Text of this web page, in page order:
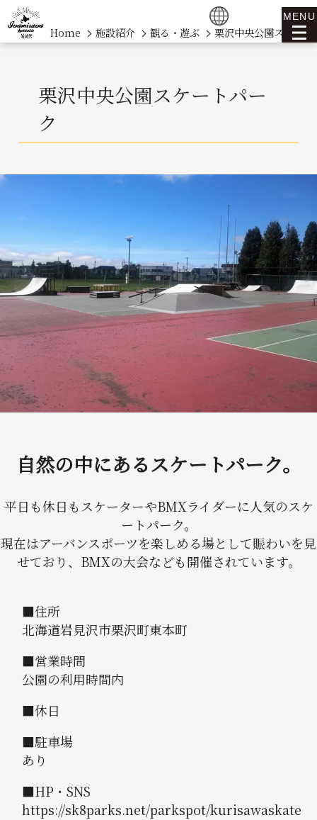
MENU
Home 施設紹介 観る・遊ぶ 栗沢中央公園スケート
栗沢中央公園スケートパー
ク
自然の中にあるスケートパーク。
平日も休日もスケーターやBMXライダーに人気のスケ
ートパーク。
現在はアーバンスポーツを楽しめる場として賑わいを見
せており、BMXの大会なども開催されています。
■住所
北海道岩見沢市栗沢町東本町
■営業時間
公園の利用時間内
■休日
■駐車場
あり
■HP・SNS
https://sk8parks.net/parkspot/